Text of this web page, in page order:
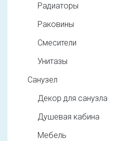
Радиаторы
Раковины
Смесители
Унитазы
Санузел
Декор для санузла
Душевая кабина
Мебель